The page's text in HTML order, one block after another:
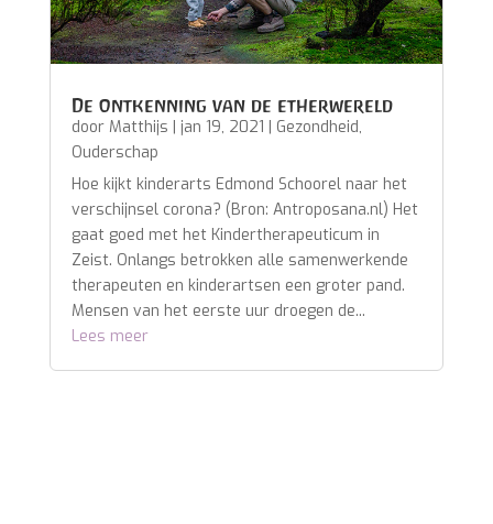
De ontkenning van de etherwereld
door Matthijs jan 19, 2021 Gezondheid,
Ouderschap
Hoe kijkt kinderarts Edmond Schoorel naar het
verschijnsel corona? (Bron: Antroposana.nl) Het
gaat goed met het Kindertherapeuticum in
Zeist. Onlangs betrokken alle samenwerkende
therapeuten en kinderartsen een groter pand.
Mensen van het eerste uur droegen de...
Lees meer